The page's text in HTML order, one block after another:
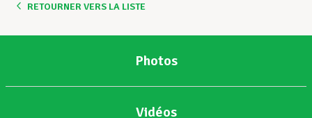
Devenir Membre
RETOURNER VERS LA LISTE
Photos
Vidéos